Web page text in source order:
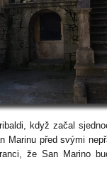
když začal
Marinu před svými
že San Marino